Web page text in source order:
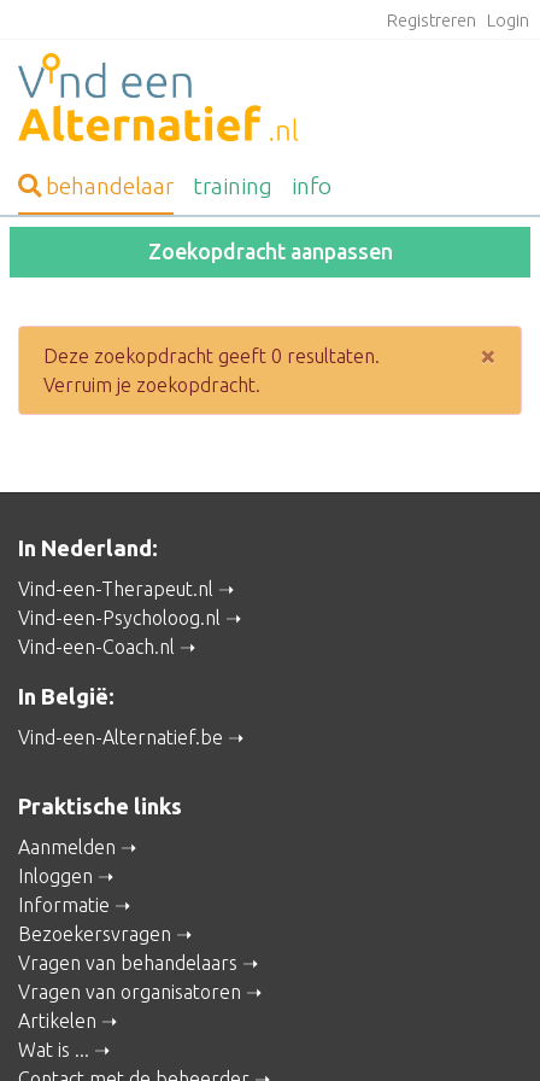
Registreren Login
behandelaar training info
Zoekopdracht aanpassen
Deze zoekopdracht geeft 0 resultaten.
Verruim je zoekopdracht.
×
In Nederland:
Vind-een-Therapeut.nl
Vind-een-Psycholoog.nl
Vind-een-Coach.nl
In België:
Vind-een-Alternatief.be
Praktische links
Aanmelden
Inloggen
Informatie
Bezoekersvragen
Vragen van behandelaars
Vragen van organisatoren
Artikelen
Wat is ...